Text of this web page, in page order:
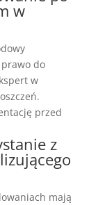
w
prawo do
w
przed
z
mają